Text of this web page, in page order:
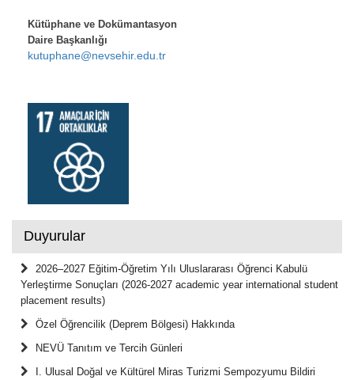
Kütüphane ve Dokümantasyon
Daire Başkanlığı
kutuphane@nevsehir.edu.tr
Duyurular
2026–2027 Eğitim-Öğretim Yılı Uluslararası Öğrenci Kabulü
Yerleştirme Sonuçları (2026-2027 academic year international student
placement results)
Özel Öğrencilik (Deprem Bölgesi) Hakkında
NEVÜ Tanıtım ve Tercih Günleri
I. Ulusal Doğal ve Kültürel Miras Turizmi Sempozyumu Bildiri